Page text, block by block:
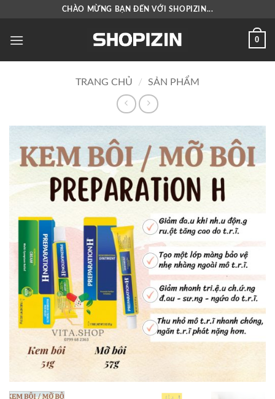
nội
CHÀO MỪNG BẠN ĐẾN VỚI SHOPIZIN...
0
TRANG CHỦ / SẢN PHẨM